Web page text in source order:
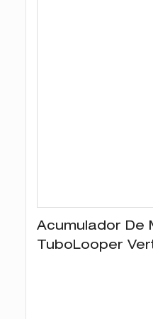
Acumulador De
Tubo​​Looper